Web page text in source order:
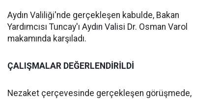
Aydın Valiliği'nde gerçekleşen kabulde, Bakan
Yardımcısı Tuncay'ı Aydın Valisi Dr. Osman Varol
makamında karşıladı.
ÇALIŞMALAR DEĞERLENDİRİLDİ
Nezaket çerçevesinde gerçekleşen görüşmede,